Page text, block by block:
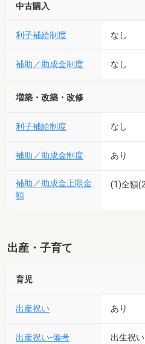
中古購入
利子補給制度 なし
補助／助成金制度 なし
増築・改築・改修
利子補給制度 なし
補助／助成金制度 あり
補助／助成金上限金
額
(1)全額
出産・子育て
育児
出産祝い あり
出産祝い-備考
出生祝